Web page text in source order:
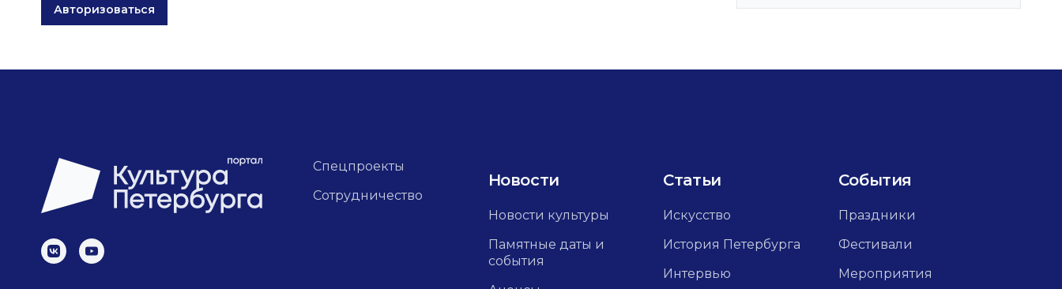
Авторизоваться
Спецпроекты
Сотрудничество
Новости
Новости культуры
Памятные даты и
события
Статьи
Искусство
История Петербурга
Интервью
События
Праздники
Фестивали
Мероприятия